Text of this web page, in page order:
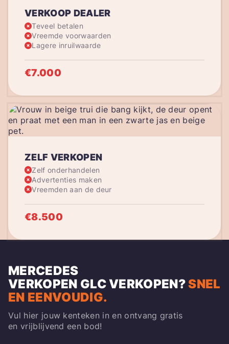
VERKOOP DEALER
Teveel betalen
Vreemde voorwaarden
Lagere inruilwaarde
€7.000
ZELF VERKOPEN
Zelf onderhandelen
Advertenties maken
Vreemden aan de deur
€8.500
MERCEDES
VERKOPEN GLCVERKOPEN?SNEL
EN EENVOUDIG.
Vul hier jouw kenteken in en ontvang gratis
en vrijblijvend een bod!